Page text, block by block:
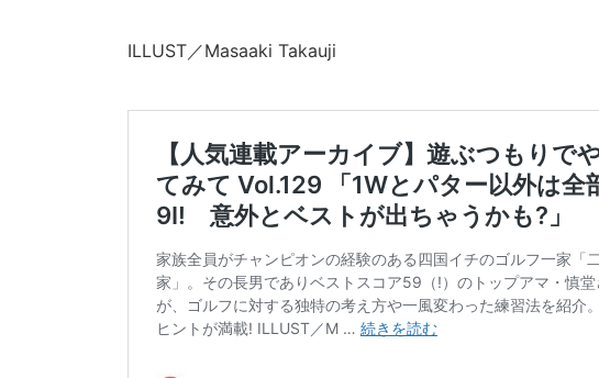
ILLUST／Masaaki Takauji